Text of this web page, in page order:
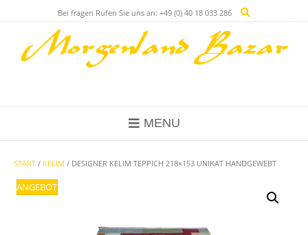
Bei fragen Rufen Sie uns an: +49 (0) 40 18 033 286
MENU
START / KELIM / DESIGNER KELIM TEPPICH 218×153 UNIKAT HANDGEWEBT
ANGEBOT!